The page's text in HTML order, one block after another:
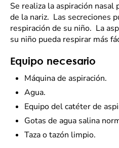
Se realiza la aspiración
de la nariz. Las secreciones
respiración de su niño. La
su niño pueda respirar más
Equipo necesario
Máquina de aspiración.
Agua.
Equipo del catéter de
Gotas de agua salina
Taza o tazón limpio.